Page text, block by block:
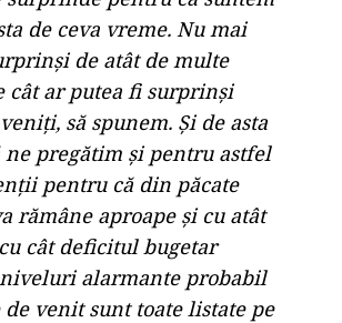
de ceva vreme. Nu mai
de atât de multe
cât ar putea fi surprinşi
să spunem. Şi de asta
ne pregătim şi pentru astfel
pentru că din păcate
rămâne aproape şi cu atât
cât deficitul bugetar
alarmante probabil
de venit sunt toate listate pe